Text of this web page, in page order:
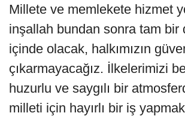
Millete ve memlekete hizmet
inşallah bundan sonra tam bir
içinde olacak, halkımızın
çıkarmayacağız. İlkelerimizi
huzurlu ve saygılı bir
milleti için hayırlı bir iş